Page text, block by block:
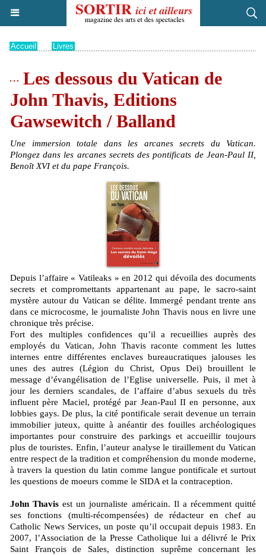
Accueil Livres
Les dessous du Vatican de
John Thavis, Editions
Gawsewitch / Balland
Une immersion totale dans les arcanes secrets du Vatican.
Plongez dans les arcanes secrets des pontificats de Jean-Paul II,
Benoît XVI et du pape François.
Depuis l’affaire « Vatileaks » en 2012 qui dévoila des documents
secrets et compromettants appartenant au pape, le sacro-saint
mystère autour du Vatican se délite. Immergé pendant trente ans
dans ce microcosme, le journaliste John Thavis nous en livre une
chronique très précise.
Fort des multiples confidences qu’il a recueillies auprès des
employés du Vatican, John Thavis raconte comment les luttes
internes entre différentes enclaves bureaucratiques jalouses les
unes des autres (Légion du Christ, Opus Dei) brouillent le
message d’évangélisation de l’Eglise universelle. Puis, il met à
jour les derniers scandales, de l’affaire d’abus sexuels du très
influent père Maciel, protégé par Jean-Paul II en personne, aux
lobbies gays. De plus, la cité pontificale serait devenue un terrain
immobilier juteux, quitte à anéantir des fouilles archéologiques
importantes pour construire des parkings et accueillir toujours
plus de touristes. Enfin, l’auteur analyse le tiraillement du Vatican
entre respect de la tradition et compréhension du monde moderne,
à travers la question du latin comme langue pontificale et surtout
les questions de moeurs comme le SIDA et la contraception.
John Thavis est un journaliste américain. Il a récemment quitté
ses fonctions (multi-récompensées) de rédacteur en chef au
Catholic News Services, un poste qu’il occupait depuis 1983. En
2007, l’Association de la Presse Catholique lui a délivré le Prix
Saint François de Sales, distinction suprême concernant les